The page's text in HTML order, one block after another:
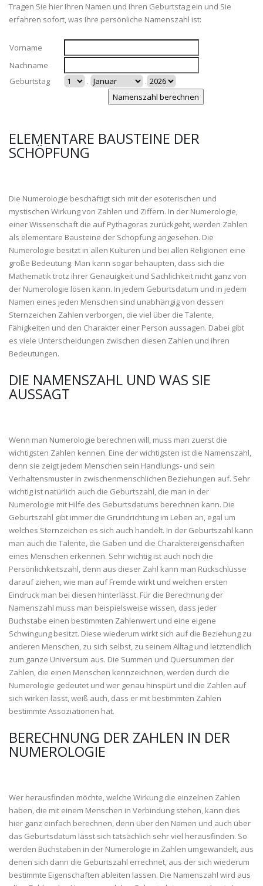
Tragen Sie hier Ihren Namen und Ihren Geburtstag ein und Sie
erfahren sofort, was Ihre persönliche Namenszahl ist:
Vorname
Nachname
Geburtstag
. .
ELEMENTARE BAUSTEINE DER
SCHÖPFUNG
Die Numerologie beschäftigt sich mit der esoterischen und
mystischen Wirkung von Zahlen und Ziffern. In der Numerologie,
einer Wissenschaft die auf Pythagoras zurückgeht, werden Zahlen
als elementare Bausteine der Schöpfung angesehen. Die
Numerologie besitzt in allen Kulturen und bei allen Religionen eine
große Bedeutung. Man kann sogar behaupten, dass sich die
Mathematik trotz ihrer Genauigkeit und Sachlichkeit nicht ganz von
der Numerologie lösen kann. In jedem Geburtsdatum und in jedem
Namen eines jeden Menschen sind unabhängig von dessen
Sternzeichen Zahlen verborgen, die viel über die Talente,
Fähigkeiten und den Charakter einer Person aussagen. Dabei gibt
es viele Unterscheidungen zwischen diesen Zahlen und ihren
Bedeutungen.
DIE NAMENSZAHL UND WAS SIE
AUSSAGT
Wenn man Numerologie berechnen will, muss man zuerst die
wichtigsten Zahlen kennen. Eine der wichtigsten ist die Namenszahl,
denn sie zeigt jedem Menschen sein Handlungs- und sein
Verhaltensmuster in zwischenmenschlichen Beziehungen auf. Sehr
wichtig ist natürlich auch die Geburtszahl, die man in der
Numerologie mit Hilfe des Geburtsdatums berechnen kann. Die
Geburtszahl gibt immer die Grundrichtung im Leben an, egal um
welches Sternzeichen es sich auch handelt. In der Geburtszahl kann
man auch die Talente, die Gaben und die Charaktereigenschaften
eines Menschen erkennen. Sehr wichtig ist auch noch die
Persönlichkeitszahl, denn aus dieser Zahl kann man Rückschlüsse
darauf ziehen, wie man auf Fremde wirkt und welchen ersten
Eindruck man bei diesen hinterlässt. Für die Berechnung der
Namenszahl muss man beispielsweise wissen, dass jeder
Buchstabe einen bestimmten Zahlenwert und eine eigene
Schwingung besitzt. Diese wiederum wirkt sich auf die Beziehung zu
anderen Menschen, zu sich selbst, zu seinem Alltag und letztendlich
zum ganze Universum aus. Die Summen und Quersummen der
Zahlen, die einen Menschen kennzeichnen, werden durch die
Numerologie gedeutet und wer genau hinspürt und die Zahlen auf
sich wirken lässt, weiß auch, dass er mit bestimmten Zahlen
bestimmte Assoziationen hat.
BERECHNUNG DER ZAHLEN IN DER
NUMEROLOGIE
Wer herausfinden möchte, welche Wirkung die einzelnen Zahlen
haben, die mit einem Menschen in Verbindung stehen, kann dies
hier ganz einfach berechnen, denn über den Namen und auch über
das Geburtsdatum lässt sich tatsächlich sehr viel herausfinden. So
werden Buchstaben in der Numerologie in Zahlen umgewandelt, aus
denen sich dann die Geburtszahl errechnet, aus der sich wiederum
bestimmte Eigenschaften ableiten lassen. Die Namenszahl wird aus